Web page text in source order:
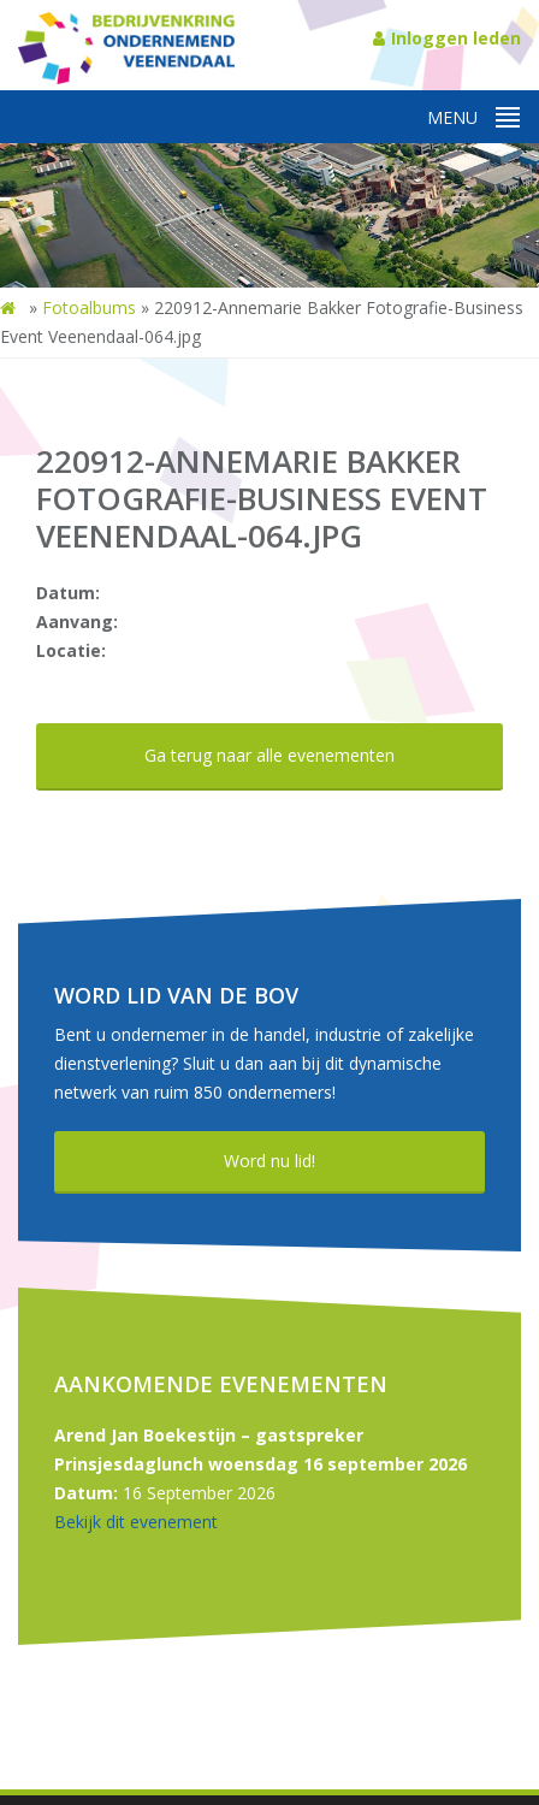
Inloggen leden
» Fotoalbums » 220912-Annemarie Bakker Fotografie-Business
Event Veenendaal-064.jpg
220912-ANNEMARIE BAKKER
FOTOGRAFIE-BUSINESS EVENT
VEENENDAAL-064.JPG
Datum:
Aanvang:
Locatie:
Ga terug naar alle evenementen
WORD LID VAN DE BOV
Bent u ondernemer in de handel, industrie of zakelijke
dienstverlening? Sluit u dan aan bij dit dynamische
netwerk van ruim 850 ondernemers!
Word nu lid!
AANKOMENDE EVENEMENTEN
Arend Jan Boekestijn – gastspreker
Prinsjesdaglunch woensdag 16 september 2026
Datum: 16 September 2026
Bekijk dit evenement